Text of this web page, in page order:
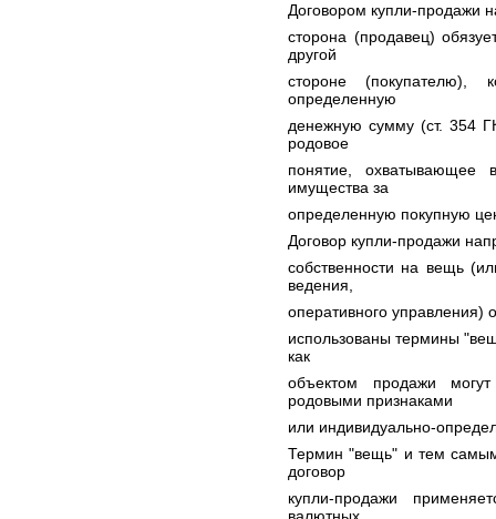
Договором купли-продажи
сторона (продавец)
другой
стороне (покупателю),
определенную
денежную сумму (ст. 354
родовое
понятие, охватывающее
имущества за
определенную покупную
Договор купли-продажи
собственности на вещь
ведения,
оперативного управления)
использованы термины
как
объектом продажи
родовыми признаками
или индивидуально-
Термин "вещь" и тем самым
договор
купли-продажи